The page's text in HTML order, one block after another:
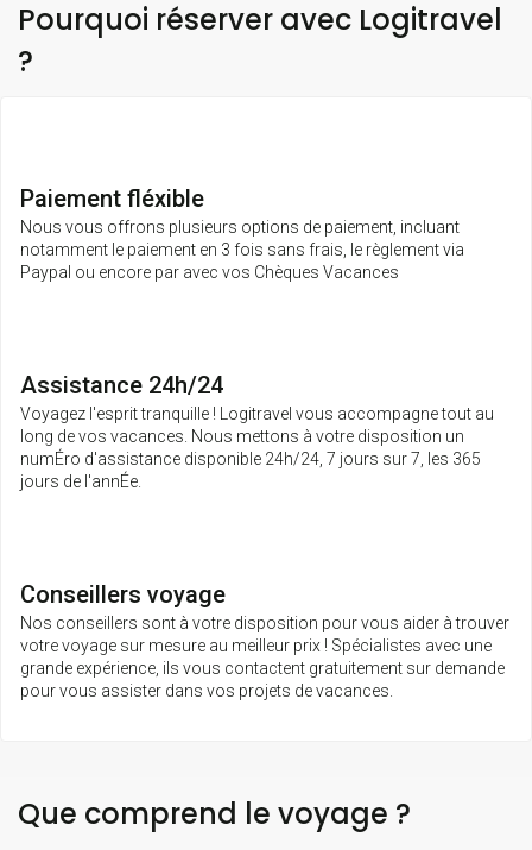
Pourquoi réserver avec Logitravel
?
Paiement fléxible
Nous vous offrons plusieurs options de paiement, incluant
notamment le paiement en 3 fois sans frais, le règlement via
Paypal ou encore par avec vos Chèques Vacances
Assistance 24h/24
Voyagez l'esprit tranquille ! Logitravel vous accompagne tout au
long de vos vacances. Nous mettons à votre disposition un
numÉro d'assistance disponible 24h/24, 7 jours sur 7, les 365
jours de l'annÉe.
Conseillers voyage
Nos conseillers sont à votre disposition pour vous aider à trouver
votre voyage sur mesure au meilleur prix ! Spécialistes avec une
grande expérience, ils vous contactent gratuitement sur demande
pour vous assister dans vos projets de vacances.
Que comprend le voyage ?